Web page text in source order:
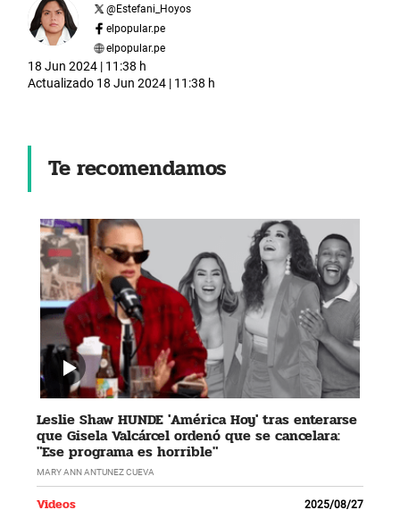
@Estefani_Hoyos
elpopular.pe
elpopular.pe
18 Jun 2024 | 11:38 h
Actualizado 18 Jun 2024 | 11:38 h
Te recomendamos
Leslie Shaw HUNDE 'América Hoy' tras enterarse
que Gisela Valcárcel ordenó que se cancelara:
"Ese programa es horrible"
MARY ANN ANTUNEZ CUEVA
Videos 2025/08/27